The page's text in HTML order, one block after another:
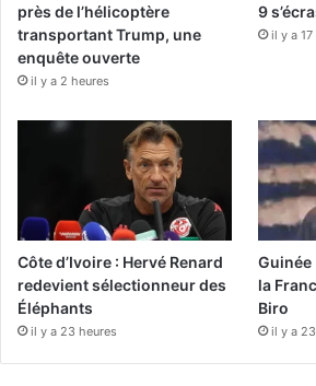
près de l’hélicoptère
transportant Trump, une
enquête ouverte
il y a 2 heures
9
il y a
Côte d’Ivoire : Hervé Renard
redevient sélectionneur des
Éléphants
il y a 23 heures
Guinée
la
Biro
il y a